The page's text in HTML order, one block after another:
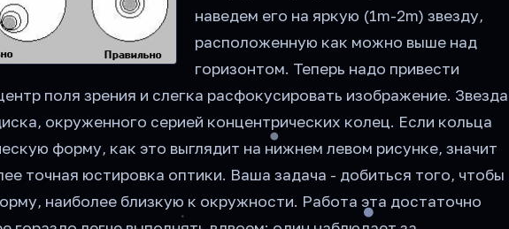
наведем его на яркую (1m-2m) звезду,
расположенную как можно выше над
горизонтом. Теперь надо привести
поля зрения и слегка расфокусировать изображение. Звезда
окруженного серией концентрических колец. Если кольца
форму, как это выглядит на нижнем левом рисунке, значит
точная юстировка оптики. Ваша задача - добиться того, чтобы
наиболее близкую к окружности. Работа эта достаточно